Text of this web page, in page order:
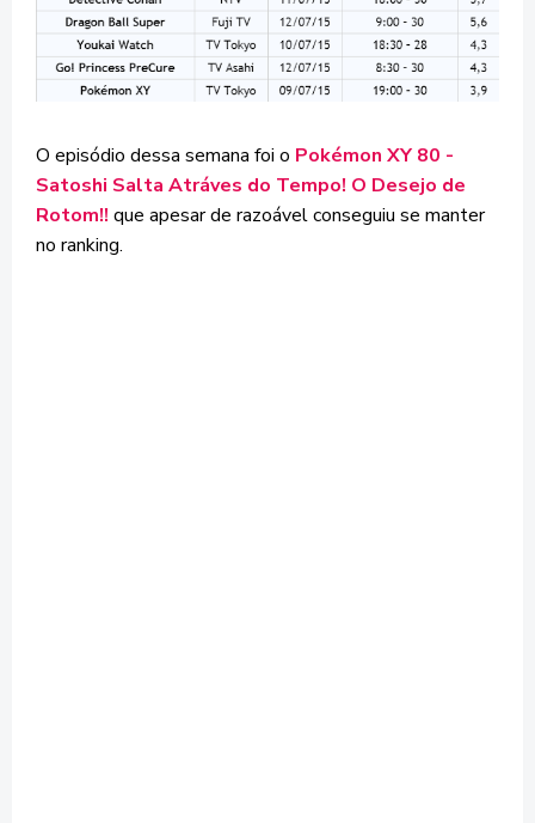
O episódio dessa semana foi o Pokémon XY 80 -
Satoshi Salta Atráves do Tempo! O Desejo de
Rotom!! que apesar de razoável conseguiu se manter
no ranking.